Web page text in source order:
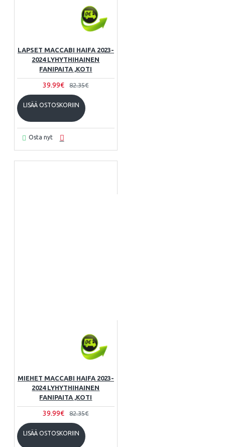
LAPSET MACCABI HAIFA 2023-
2024 LYHYTHIHAINEN
FANIPAITA ,KOTI
39.99€ 82.35€
LISÄÄ OSTOSKORIIN
Osta nyt
MIEHET MACCABI HAIFA 2023-
2024 LYHYTHIHAINEN
FANIPAITA ,KOTI
39.99€ 82.35€
LISÄÄ OSTOSKORIIN